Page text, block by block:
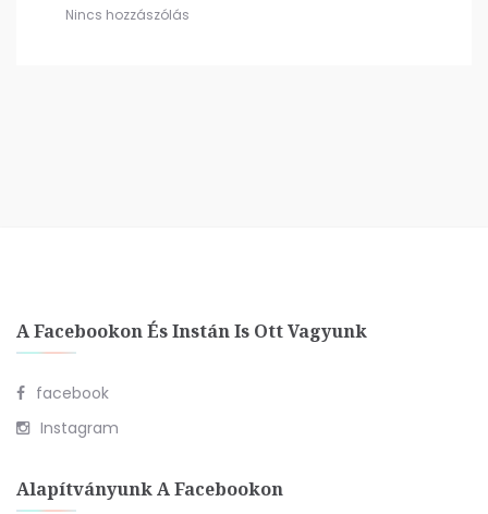
Nincs hozzászólás
A Facebookon És Instán Is Ott Vagyunk
facebook
Instagram
Alapítványunk A Facebookon